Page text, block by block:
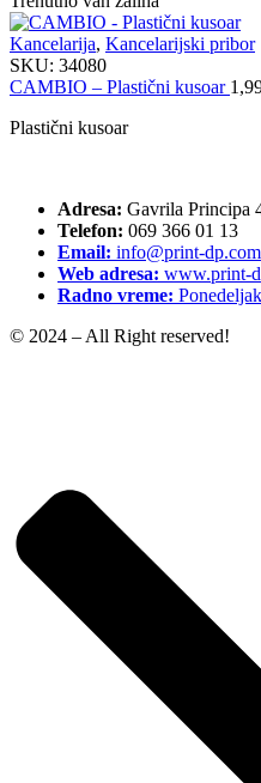
Kancelarija, Kancelarijski pribor
SKU: 34080
CAMBIO – Plastični kusoar
Plastični kusoar
Adresa: Gavrila Principa
Telefon: 069 366 01 13
Email: info@print-dp.com
Web adresa: www.print-
Radno vreme:
© 2024 – All Right reserved!